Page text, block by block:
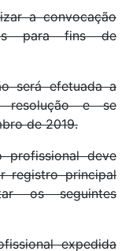
a convocação
para fins de
será efetuada a
resolução e se
de 2019.
profissional deve
registro principal
os seguintes
expedida